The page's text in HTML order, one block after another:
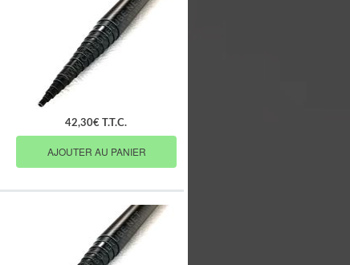
42,30€ T.T.C.
AJOUTER AU PANIER